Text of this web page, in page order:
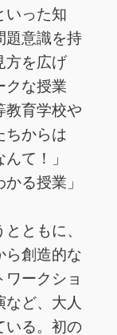
いった知
題意識を持
方を広げ
クな授業
教育学校や
ちからは
て！」
る授業」
ともに、
ら創造的な
ークショ
ど、大人
いる。初の